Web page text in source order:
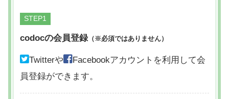
STEP
codocの会員登録（※必須ではありません）
Twitterや
Facebookアカウントを利用して会
員登録ができます。